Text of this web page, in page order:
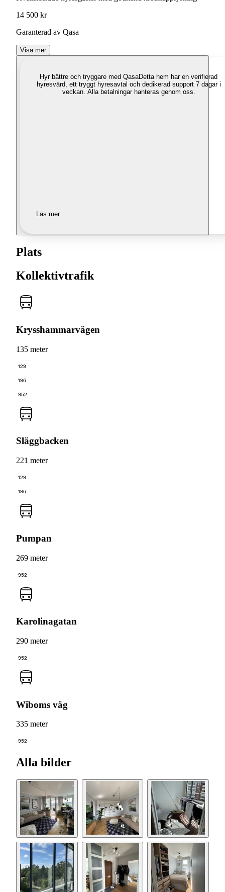
14 500 kr
Garanterad av Qasa
Visa mer
Hyr bättre och tryggare med QasaDetta hem har en verifierad
hyresvärd, ett tryggt hyresavtal och dedikerad support 7 dagar i
veckan. Alla betalningar hanteras genom oss.
Läs mer
Plats
Kollektivtrafik
Krysshammarvägen
135 meter
129
196
952
Släggbacken
221 meter
129
196
Pumpan
269 meter
952
Karolinagatan
290 meter
952
Wiboms väg
335 meter
952
Alla bilder